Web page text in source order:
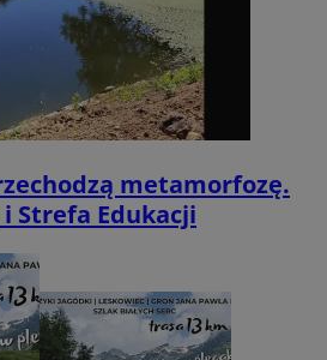
metamorfozę.
Strefa Edukacji